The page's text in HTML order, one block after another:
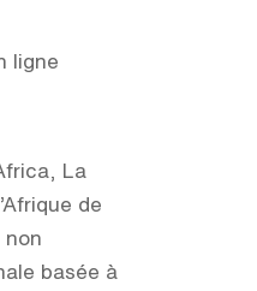
ligne
La
de
non
basée à